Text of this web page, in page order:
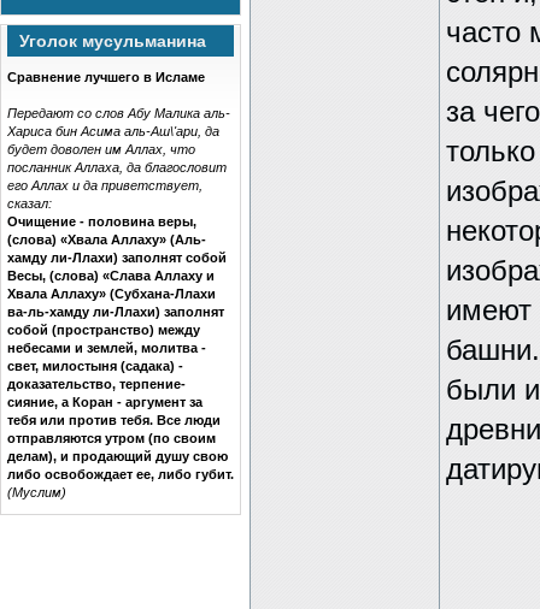
Уголок мусульманина
Сравнение лучшего в Исламе
Передают со слов Абу Малика аль-
Хариса бин Асима аль-Аш\'ари, да
будет доволен им Аллах, что
посланник Аллаха, да благословит
его Аллах и да приветствует,
сказал:
Очищение - половина веры,
(слова) «Хвала Аллаху» (Аль-
хамду ли-Ллахи) заполнят собой
Весы, (слова) «Слава Аллаху и
Хвала Аллаху» (Субхана-Ллахи
ва-ль-хамду ли-Ллахи) заполнят
собой (пространство) между
небесами и землей, молитва -
свет, милостыня (садака) -
доказательство, терпение-
сияние, а Коран - аргумент за
тебя или против тебя. Все люди
отправляются утром (по своим
делам), и продающий душу свою
либо освобождает ее, либо губит.
(Муслим)
часто
за
имеют
были